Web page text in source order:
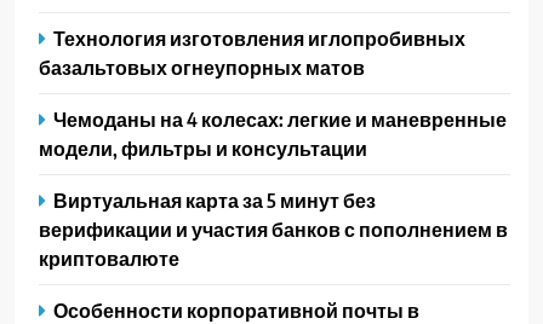
Технология изготовления иглопробивных
базальтовых огнеупорных матов
Чемоданы на 4 колесах: легкие и маневренные
модели, фильтры и консультации
Виртуальная карта за 5 минут без
верификации и участия банков с пополнением в
криптовалюте
Особенности корпоративной почты в